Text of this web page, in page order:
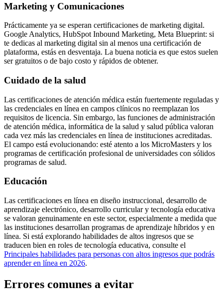
Marketing y Comunicaciones
Prácticamente ya se esperan certificaciones de marketing digital.
Google Analytics, HubSpot Inbound Marketing, Meta Blueprint: si
te dedicas al marketing digital sin al menos una certificación de
plataforma, estás en desventaja. La buena noticia es que estos suelen
ser gratuitos o de bajo costo y rápidos de obtener.
Cuidado de la salud
Las certificaciones de atención médica están fuertemente reguladas y
las credenciales en línea en campos clínicos no reemplazan los
requisitos de licencia. Sin embargo, las funciones de administración
de atención médica, informática de la salud y salud pública valoran
cada vez más las credenciales en línea de instituciones acreditadas.
El campo está evolucionando: esté atento a los MicroMasters y los
programas de certificación profesional de universidades con sólidos
programas de salud.
Educación
Las certificaciones en línea en diseño instruccional, desarrollo de
aprendizaje electrónico, desarrollo curricular y tecnología educativa
se valoran genuinamente en este sector, especialmente a medida que
las instituciones desarrollan programas de aprendizaje híbridos y en
línea. Si está explorando habilidades de altos ingresos que se
traducen bien en roles de tecnología educativa, consulte el
Principales habilidades para personas con altos ingresos que podrás
aprender en línea en 2026.
Errores comunes a evitar